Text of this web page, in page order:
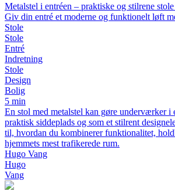
Metalstel i entréen – praktiske og stilrene
Giv din entré et moderne og funktionelt løft
Stole
Stole
Entré
Indretning
Stole
Design
Bolig
5 min
En stol med metalstel kan gøre underværker i
praktisk siddeplads og som et stilrent
til, hvordan du kombinerer funktionalitet,
hjemmets mest trafikerede rum.
Hugo Vang
Hugo
Vang